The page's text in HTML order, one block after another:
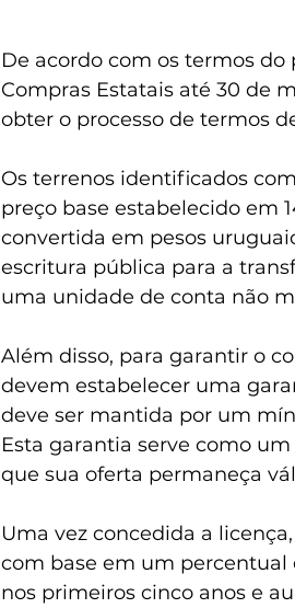
De acordo com os termos do
Compras Estatais até 30 de
obter o processo de termos
Os terrenos identificados
preço base estabelecido em
convertida em pesos
escritura pública para a
uma unidade de conta não
Além disso, para garantir o
devem estabelecer uma
deve ser mantida por um
Esta garantia serve como
que sua oferta permaneça
Uma vez concedida a
com base em um percentual
nos primeiros cinco anos e